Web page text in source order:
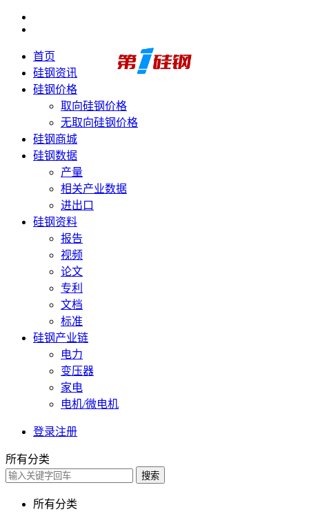
首页
硅钢资讯
硅钢价格
取向硅钢价格
无取向硅钢价格
硅钢商城
硅钢数据
产量
相关产业数据
进出口
硅钢资料
报告
视频
论文
专利
文档
标准
硅钢产业链
电力
变压器
家电
电机/微电机
登录注册
所有分类
搜索
所有分类